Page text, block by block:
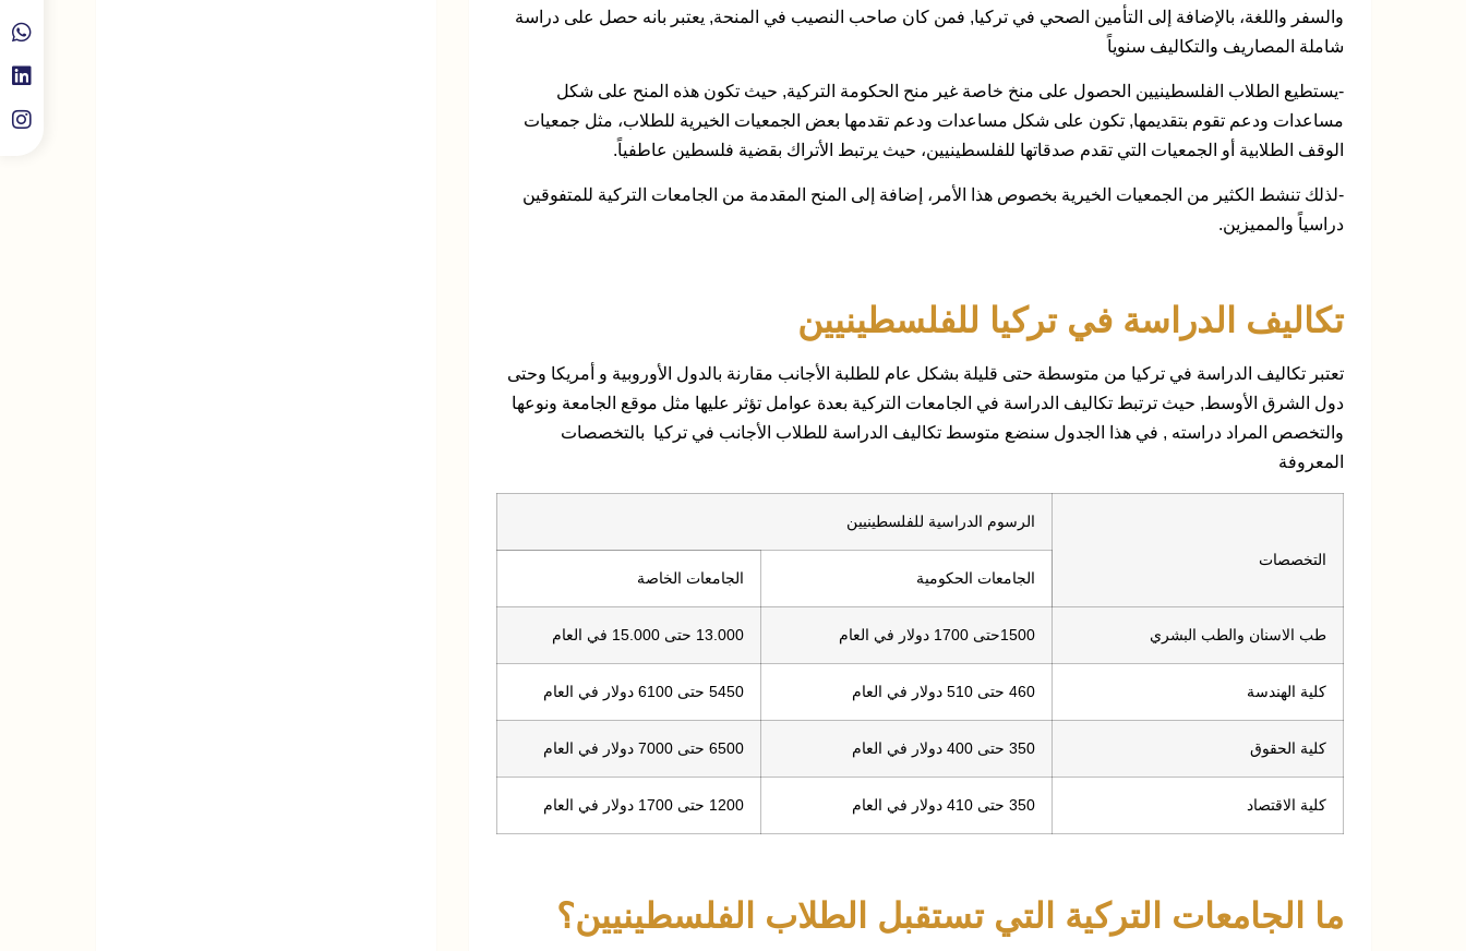
والسفر واللغة، بالإضافة إلى التأمين الصحي في تركيا, فمن كان صاحب النصيب في المنحة, يعتبر بانه حصل على دراسة
شاملة المصاريف والتكاليف سنوياً
-يستطيع الطلاب الفلسطينيين الحصول على منخ خاصة غير منح الحكومة التركية, حيث تكون هذه المنح على شكل
مساعدات ودعم تقوم بتقديمها, تكون على شكل مساعدات ودعم تقدمها بعض الجمعيات الخيرية للطلاب، مثل جمعيات
الوقف الطلابية أو الجمعيات التي تقدم صدقاتها للفلسطينيين، حيث يرتبط الأتراك بقضية فلسطين عاطفياً.
-لذلك تنشط الكثير من الجمعيات الخيرية بخصوص هذا الأمر، إضافة إلى المنح المقدمة من الجامعات التركية للمتفوقين
دراسياً والمميزين.
تكاليف الدراسة في تركيا للفلسطينيين
تعتبر تكاليف الدراسة في تركيا من متوسطة حتى قليلة بشكل عام للطلبة الأجانب مقارنة بالدول الأوروبية و أمريكا وحتى
دول الشرق الأوسط, حيث ترتبط تكاليف الدراسة في الجامعات التركية بعدة عوامل تؤثر عليها مثل موقع الجامعة ونوعها
والتخصص المراد دراسته , في هذا الجدول سنضع متوسط تكاليف الدراسة للطلاب الأجانب في تركيا بالتخصصات
المعروفة
التخصصات
الرسوم الدراسية للفلسطينيين
الجامعات الحكومية الجامعات الخاصة
طب الاسنان والطب البشري 1500حتى 1700 دولار في العام 13.000 حتى 15.000 في العام
كلية الهندسة 460 حتى 510 دولار في العام 5450 حتى 6100 دولار في العام
كلية الحقوق 350 حتى 400 دولار في العام 6500 حتى 7000 دولار في العام
كلية الاقتصاد 350 حتى 410 دولار في العام 1200 حتى 1700 دولار في العام
ما الجامعات التركية التي تستقبل الطلاب الفلسطينيين؟